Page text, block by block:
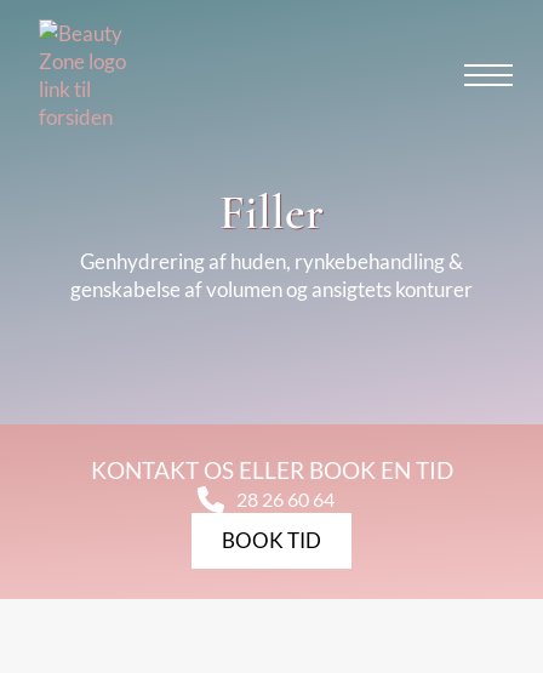
Filler
Genhydrering af huden, rynkebehandling &
genskabelse af volumen og ansigtets konturer
KONTAKT OS ELLER BOOK EN TID
28 26 60 64
BOOK TID